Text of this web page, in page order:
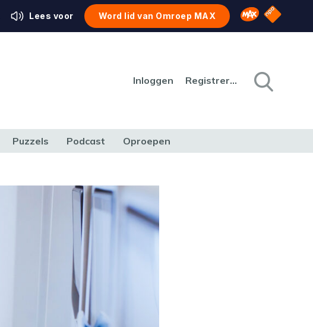
Lees voor Word lid van Omroep MAX Omroep MAX
NPO
Inloggen Registreren
Puzzels Podcast Oproepen